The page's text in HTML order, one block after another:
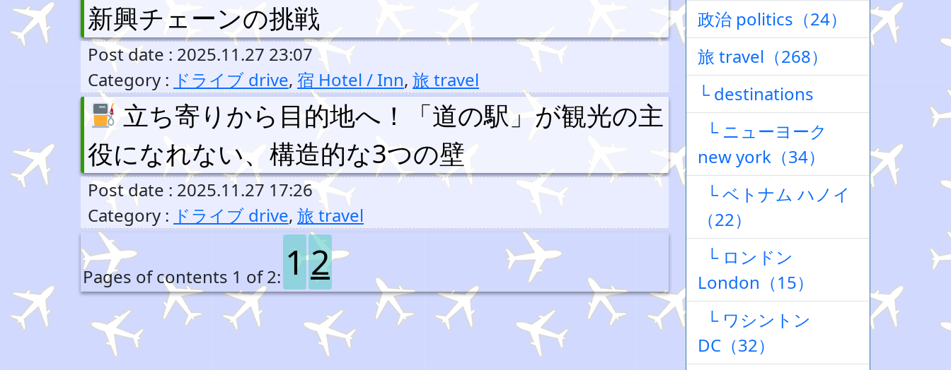
新興チェーンの挑戦
Post date : 2025.11.27 23:07
Category : ドライブ drive, 宿 Hotel / Inn, 旅 travel
立ち寄りから目的地へ！「道の駅」が観光の主
役になれない、構造的な3つの壁
Post date : 2025.11.27 17:26
Category : ドライブ drive, 旅 travel
Pages of contents 1 of 2: 1 2
政治 politics（24）
旅 travel（268）
└ destinations
└ ニューヨーク
new york（34）
└ ベトナム ハノイ
（22）
└ ロンドン
London（15）
└ ワシントン
DC（32）